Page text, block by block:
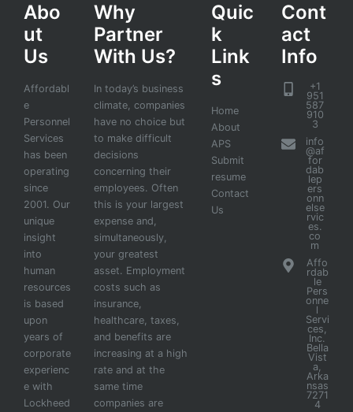
Abo
ut
Us
Affordabl
e
Personnel
Services
has been
operating
since
2001. Our
unique
insight
into
human
resources
is based
upon
years of
corporate
experienc
e with
Lockheed
Why
Partner
With Us?
In today’s business
climate, companies
have no choice but
to make difficult
decisions
concerning their
employees. Often
this is your largest
expense and,
simultaneously,
your greatest
asset. Employment
costs such as
insurance,
healthcare, taxes,
and benefits are
increasing at a high
rate and at the
same time
companies are
Quic
k
Link
s
Home
About
APS
Submit
resume
Contact
Us
Cont
act
Info
+1
951
587
910
3
info
@af
for
dab
lep
ers
onn
else
rvic
es.
co
m
Affo
rdab
le
Pers
onne
l
Servi
ces,
Inc.
Bella
Vist
a,
Arka
nsas
7271
4